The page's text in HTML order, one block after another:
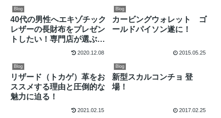
Blog
40代の男性へエキゾチック
レザーの長財布をプレゼン
トしたい！専門店が選ぶ
2020年のギフト、長財布
2020.12.08
Blog
カービングウォレット ゴ
ールドパイソン遂に！
2015.05.25
Blog
リザード（トカゲ）革をお
ススメする理由と圧倒的な
魅力に迫る！
2021.02.15
Blog
新型スカルコンチョ 登
場！
2017.02.25